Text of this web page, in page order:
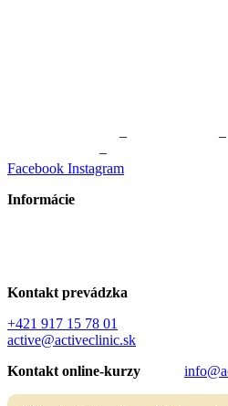
– –
–
Facebook Instagram
Informácie
Kontakt prevádzka
+421 917 15 78 01
active@activeclinic.sk
Kontakt online-kurzy